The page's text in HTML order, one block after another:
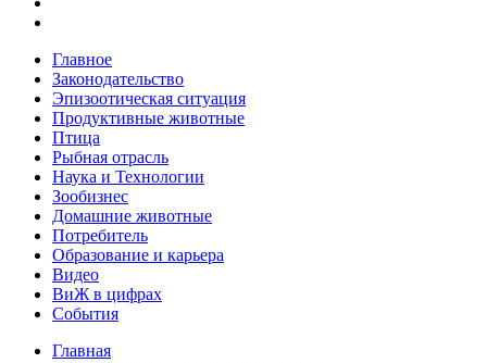
Главное
Законодательство
Эпизоотическая ситуация
Продуктивные животные
Птица
Рыбная отрасль
Наука и Технологии
Зообизнес
Домашние животные
Потребитель
Образование и карьера
Видео
ВиЖ в цифрах
События
Главная